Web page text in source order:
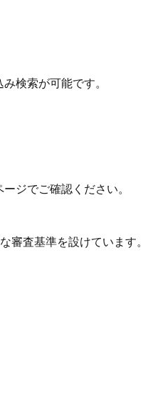
検索が可能です。
ジでご確認ください。
審査基準を設けています。